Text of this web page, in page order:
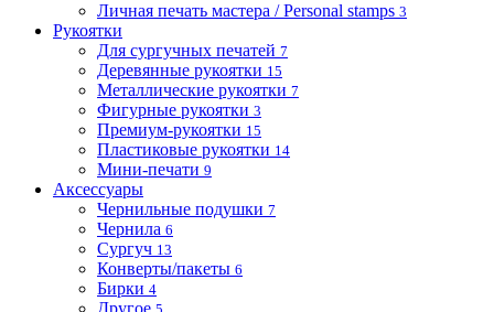
Личная печать мастера / Personal stamps 3
Рукоятки
Для сургучных печатей 7
Деревянные рукоятки 15
Металлические рукоятки 7
Фигурные рукоятки 3
Премиум-рукоятки 15
Пластиковые рукоятки 14
Мини-печати 9
Аксессуары
Чернильные подушки 7
Чернила 6
Сургуч 13
Конверты/пакеты 6
Бирки 4
Другое